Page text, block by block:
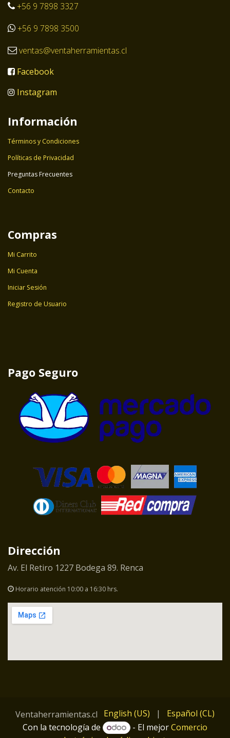
+56 9 7898 3327
+56 9 7898 3500
ventas@ventaherramientas.cl
Facebook
Instagram
Información
Términos y Condiciones
Políticas de Privacidad
Preguntas Frecuentes
Contacto
Compras
Mi Carrito
Mi Cuenta
Iniciar Sesión
Registro de Usuario
Pago Seguro
Dirección
Av. El Retiro 1227 Bodega 89. Renca
Horario atención 10:00 a 16:30 hrs.
Ventaherramientas.cl English (US) |
Español (CL)
Con la tecnología de
- El mejorComercio